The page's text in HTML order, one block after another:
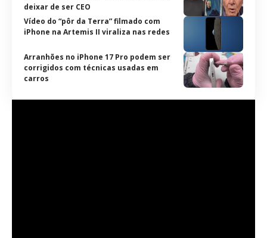
deixar de ser CEO
Vídeo do “pôr da Terra” filmado com
iPhone na Artemis II viraliza nas redes
Arranhões no iPhone 17 Pro podem ser
corrigidos com técnicas usadas em
carros